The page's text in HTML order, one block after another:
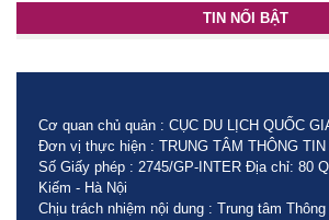
TIN NỔI BẬT
Cơ quan chủ quản : CỤC DU LỊCH QUỐC
Đơn vị thực hiện : TRUNG TÂM THÔNG TIN
Số Giấy phép : 2745/GP-INTER Địa chỉ: 80
Kiếm - Hà Nội
Chịu trách nhiệm nội dung : Trung tâm